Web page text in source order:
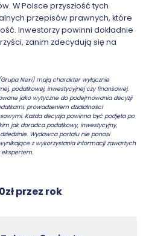
W Polsce przyszłość tych
przepisów prawnych, które
Inwestorzy powinni dokładnie
zanim zdecydują się na
Nexi) mają charakter wyłącznie
podatkowej, inwestycyjnej czy finansowej.
jako wytyczne do podejmowania decyzji
prowadzeniem działalności
Każda decyzja powinna być podjęta po
jak doradca podatkowy, inwestycyjny,
Wydawca portalu nie ponosi
z wykorzystania informacji zawartych
ekspertem.
przez rok